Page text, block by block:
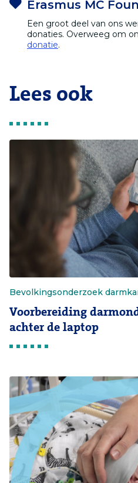
Erasmus MC
Een groot deel van ons
donaties. Overweeg om
donatie.
Lees ook
Bevolkingsonderzoek
Voorbereiding
achter de laptop